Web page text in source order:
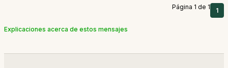
Página 1 de 1 1
Explicaciones acerca de estos mensajes